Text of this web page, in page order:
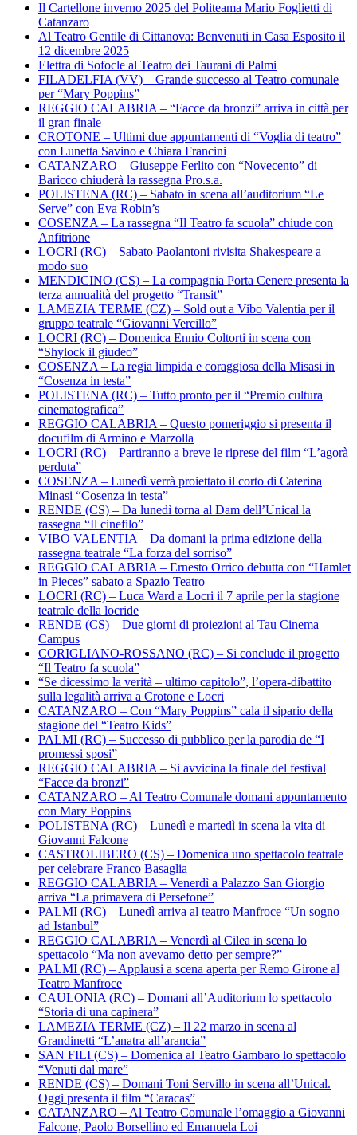
Il Cartellone inverno 2025 del Politeama Mario Foglietti di
Catanzaro
Al Teatro Gentile di Cittanova: Benvenuti in Casa Esposito il
12 dicembre 2025
Elettra di Sofocle al Teatro dei Taurani di Palmi
FILADELFIA (VV) – Grande successo al Teatro comunale
per “Mary Poppins”
REGGIO CALABRIA – “Facce da bronzi” arriva in città per
il gran finale
CROTONE – Ultimi due appuntamenti di “Voglia di teatro”
con Lunetta Savino e Chiara Francini
CATANZARO – Giuseppe Ferlito con “Novecento” di
Baricco chiuderà la rassegna Pro.s.a.
POLISTENA (RC) – Sabato in scena all’auditorium “Le
Serve” con Eva Robin’s
COSENZA – La rassegna “Il Teatro fa scuola” chiude con
Anfitrione
LOCRI (RC) – Sabato Paolantoni rivisita Shakespeare a
modo suo
MENDICINO (CS) – La compagnia Porta Cenere presenta la
terza annualità del progetto “Transit”
LAMEZIA TERME (CZ) – Sold out a Vibo Valentia per il
gruppo teatrale “Giovanni Vercillo”
LOCRI (RC) – Domenica Ennio Coltorti in scena con
“Shylock il giudeo”
COSENZA – La regia limpida e coraggiosa della Misasi in
“Cosenza in testa”
POLISTENA (RC) – Tutto pronto per il “Premio cultura
cinematografica”
REGGIO CALABRIA – Questo pomeriggio si presenta il
docufilm di Armino e Marzolla
LOCRI (RC) – Partiranno a breve le riprese del film “L’agorà
perduta”
COSENZA – Lunedì verrà proiettato il corto di Caterina
Minasi “Cosenza in testa”
RENDE (CS) – Da lunedì torna al Dam dell’Unical la
rassegna “Il cinefilo”
VIBO VALENTIA – Da domani la prima edizione della
rassegna teatrale “La forza del sorriso”
REGGIO CALABRIA – Ernesto Orrico debutta con “Hamlet
in Pieces” sabato a Spazio Teatro
LOCRI (RC) – Luca Ward a Locri il 7 aprile per la stagione
teatrale della locride
RENDE (CS) – Due giorni di proiezioni al Tau Cinema
Campus
CORIGLIANO-ROSSANO (RC) – Si conclude il progetto
“Il Teatro fa scuola”
“Se dicessimo la verità – ultimo capitolo”, l’opera-dibattito
sulla legalità arriva a Crotone e Locri
CATANZARO – Con “Mary Poppins” cala il sipario della
stagione del “Teatro Kids”
PALMI (RC) – Successo di pubblico per la parodia de “I
promessi sposi”
REGGIO CALABRIA – Si avvicina la finale del festival
“Facce da bronzi”
CATANZARO – Al Teatro Comunale domani appuntamento
con Mary Poppins
POLISTENA (RC) – Lunedì e martedì in scena la vita di
Giovanni Falcone
CASTROLIBERO (CS) – Domenica uno spettacolo teatrale
per celebrare Franco Basaglia
REGGIO CALABRIA – Venerdì a Palazzo San Giorgio
arriva “La primavera di Persefone”
PALMI (RC) – Lunedì arriva al teatro Manfroce “Un sogno
ad Istanbul”
REGGIO CALABRIA – Venerdì al Cilea in scena lo
spettacolo “Ma non avevamo detto per sempre?”
PALMI (RC) – Applausi a scena aperta per Remo Girone al
Teatro Manfroce
CAULONIA (RC) – Domani all’Auditorium lo spettacolo
“Storia di una capinera”
LAMEZIA TERME (CZ) – Il 22 marzo in scena al
Grandinetti “L’anatra all’arancia”
SAN FILI (CS) – Domenica al Teatro Gambaro lo spettacolo
“Venuti dal mare”
RENDE (CS) – Domani Toni Servillo in scena all’Unical.
Oggi presenta il film “Caracas”
CATANZARO – Al Teatro Comunale l’omaggio a Giovanni
Falcone, Paolo Borsellino ed Emanuela Loi